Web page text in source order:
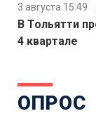
3 августа 15:49
В Тольятти
4 квартале
ОПРОС